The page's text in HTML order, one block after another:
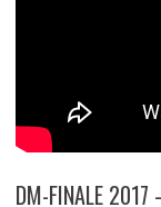
DM-FINALE 2017